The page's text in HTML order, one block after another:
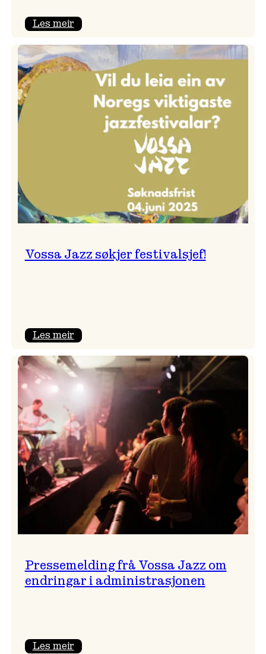
Les meir:
Vossa Jazz søkjer festivalsjef!
Les meir:
Jazz
søkjer
Pressemelding frå Vossa Jazz om
endringar i administrasjonen
Les meir: